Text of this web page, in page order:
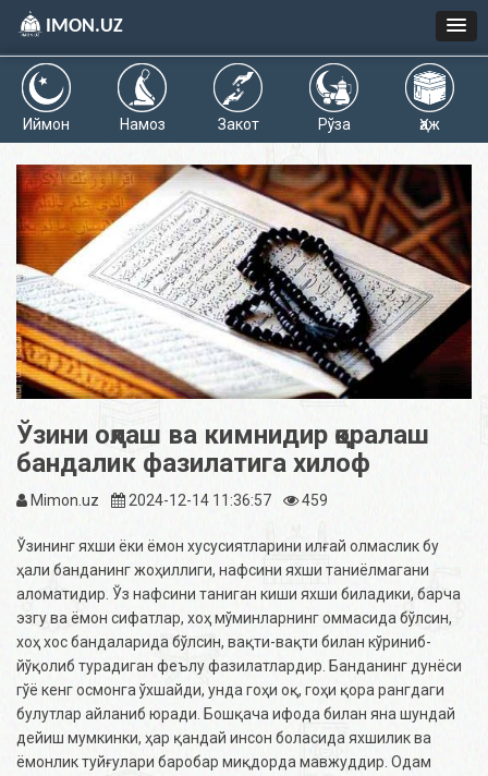
IMON.UZ
Иймон Намоз Закот Рўза Ҳаж
Ўзини оқлаш ва кимнидир қоралаш
бандалик фазилатига хилоф
Mimon.uz 2024-12-14 11:36:57 459
Ўзининг яхши ёки ёмон хусусиятларини илғай олмаслик бу
ҳали банданинг жоҳиллиги, нафсини яхши таниёлмагани
аломатидир. Ўз нафсини таниган киши яхши биладики, барча
эзгу ва ёмон сифатлар, хоҳ мўминларнинг оммасида бўлсин,
хоҳ хос бандаларида бўлсин, вақти-вақти билан кўриниб-
йўқолиб турадиган феълу фазилатлардир. Банданинг дунёси
гўё кенг осмонга ўхшайди, унда гоҳи оқ, гоҳи қора рангдаги
булутлар айланиб юради. Бошқача ифода билан яна шундай
дейиш мумкинки, ҳар қандай инсон боласида яхшилик ва
ёмонлик туйғулари баробар миқдорда мавжуддир. Одам